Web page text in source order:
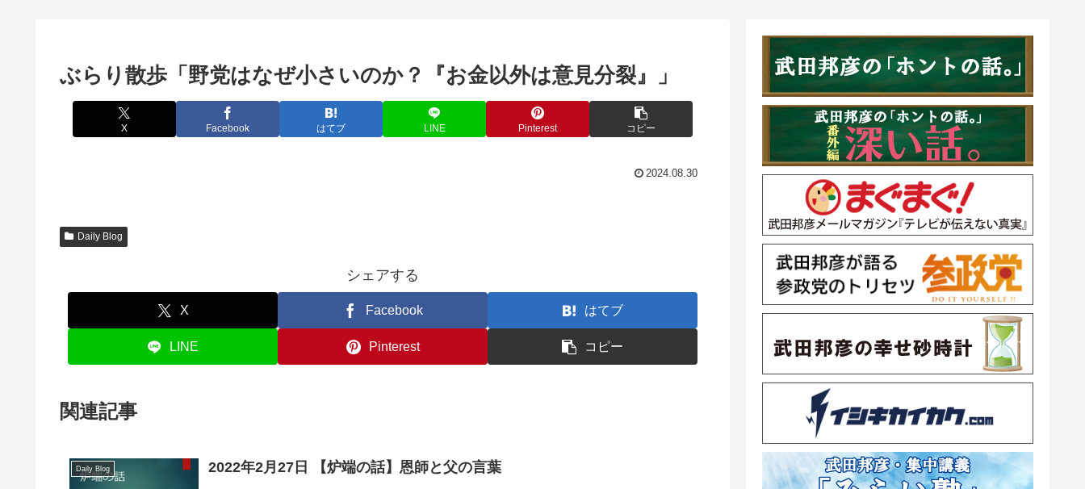
ぶらり散歩「野党はなぜ小さいのか？『お金以外は意見分裂』」
X Facebook はてブ LINE Pinterest コピー
2024.08.30
Daily Blog
シェアする
X Facebook はてブ
LINE Pinterest コピー
関連記事
Daily Blog 2022年2月27日 【炉端の話】恩師と父の言葉